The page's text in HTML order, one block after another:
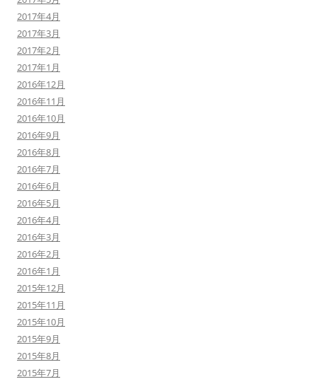
2017年4月
2017年3月
2017年2月
2017年1月
2016年12月
2016年11月
2016年10月
2016年9月
2016年8月
2016年7月
2016年6月
2016年5月
2016年4月
2016年3月
2016年2月
2016年1月
2015年12月
2015年11月
2015年10月
2015年9月
2015年8月
2015年7月